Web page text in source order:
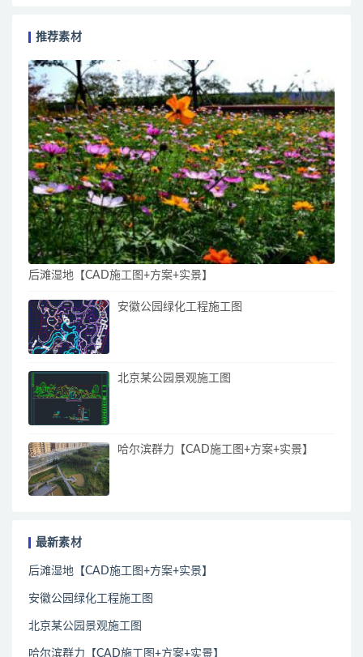
推荐素材
后滩湿地【CAD施工图+方案+实景】
安徽公园绿化工程施工图
北京某公园景观施工图
哈尔滨群力【CAD施工图+方案+实景】
最新素材
后滩湿地【CAD施工图+方案+实景】
安徽公园绿化工程施工图
北京某公园景观施工图
哈尔滨群力【CAD施工图+方案+实景】